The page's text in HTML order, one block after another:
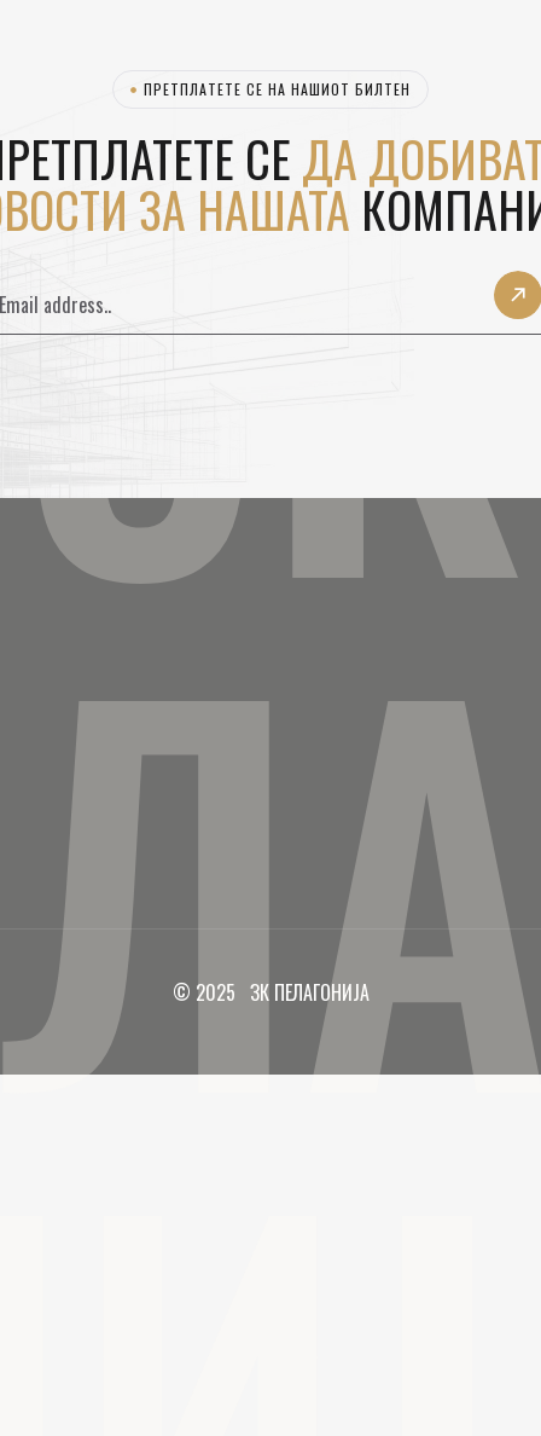
ПРЕТПЛАТЕТЕ СЕ НА НАШИОТ БИЛТЕН
СЕДА
ЗА НАШАТА
© 2025 ЗК ПЕЛАГОНИЈА
ЗК